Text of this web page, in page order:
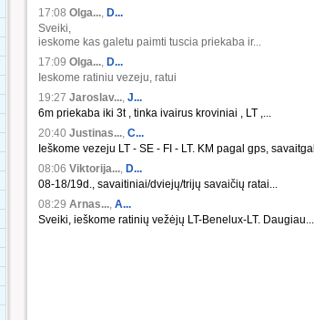
17:08 Olga..., D...
Sveiki,
ieskome kas galetu paimti tuscia priekaba ir...
17:09 Olga..., D...
Ieskome ratiniu vezeju, ratui
19:27 Jaroslav..., J...
6m priekaba iki 3t , tinka ivairus kroviniai , LT ,...
20:40 Justinas..., C...
Ieškome vezeju LT - SE - FI - LT. KM pagal gps,
08:06 Viktorija..., D...
08-18/19d., savaitiniai/dviejų/trijų savaičių ratai...
08:29 Arnas..., A...
Sveiki, ieškome ratinių vežėjų LT-Benelux-LT. Daugiau...